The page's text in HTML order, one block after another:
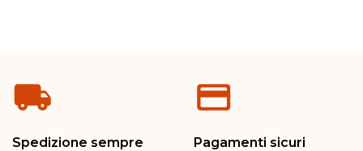
Spedizione sempre
Pagamenti sicuri